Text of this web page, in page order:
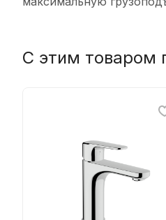
С этим товаром